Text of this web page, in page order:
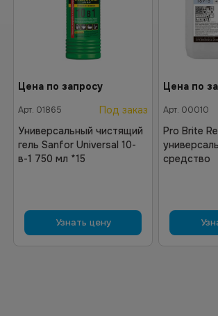
Цена по запросу
Арт. 01865
Под заказ
Универсальный чистящий
гель Sanfor Universal 10-
в-1 750 мл *15
Узнать цену
Цена по
Арт. 00010
Pro Brite
средство